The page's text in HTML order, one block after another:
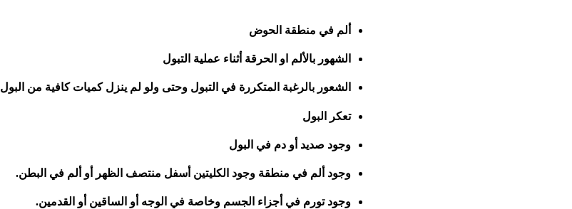
ألم في منطقة الحوض
الشهور بالألم او الحرقة أثناء عملية التبول
الشعور بالرغبة المتكررة في التبول وحتى ولو لم ينزل كميات كافية من البول
تعكر البول
وجود صديد أو دم في البول
وجود ألم في منطقة وجود الكليتين أسفل منتصف الظهر أو ألم في البطن.
وجود تورم في أجزاء الجسم وخاصة في الوجه أو الساقين أو القدمين.